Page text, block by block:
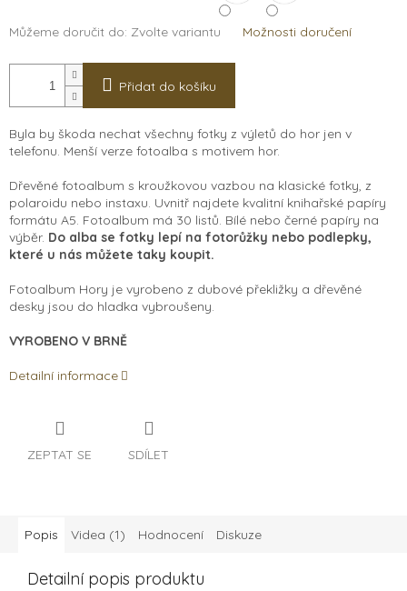
Můžeme doručit do: Zvolte variantu Možnosti doručení
Přidat do košíku
Byla by škoda nechat všechny fotky z výletů do hor jen v
telefonu. Menší verze fotoalba s motivem hor.
Dřevěné fotoalbum s kroužkovou vazbou na klasické fotky, z
polaroidu nebo instaxu. Uvnitř najdete kvalitní knihařské papíry
formátu A5. Fotoalbum má 30 listů. Bílé nebo černé papíry na
výběr. Do alba se fotky lepí na fotorůžky nebo podlepky,
které u nás můžete taky koupit.
Fotoalbum Hory je vyrobeno z dubové překližky a dřevěné
desky jsou do hladka vybroušeny.
VYROBENO V BRNĚ
Detailní informace
ZEPTAT SE SDÍLET
Popis Videa (1) Hodnocení Diskuze
Detailní popis produktu